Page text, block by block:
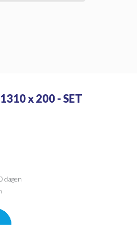
x 200 - SET
dagen